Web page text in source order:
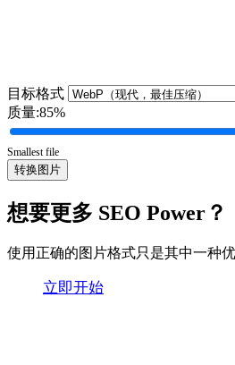
目标格式
质量:85%
Smallest file
转换图片
想要更多 SEO Power ？
使用正确的图片格式只是其中一种
立即开始